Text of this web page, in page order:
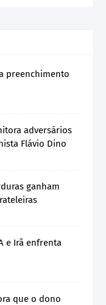
preenchimento
adversários
Flávio Dino
ganham
e Irã enfrenta
que o dono